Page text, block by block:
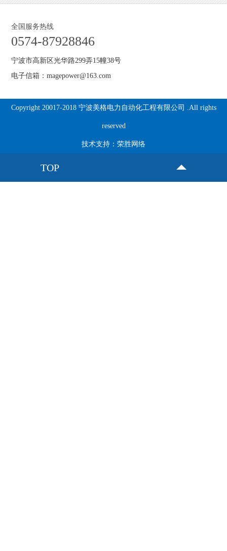
全国服务热线
0574-87928846
宁波市高新区光华路299弄15幢38号
电子信箱：magepower@163.com
Copyright 20017-2018 宁波美格电力自动化工程有限公司 .All rights
reserved
技术支持： 荣胜网络
TOP